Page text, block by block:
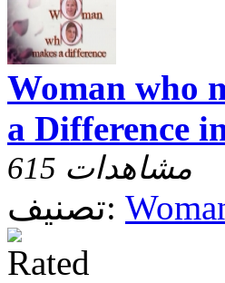
Woman who
a Difference
615 مشاهدات
تصنيف: